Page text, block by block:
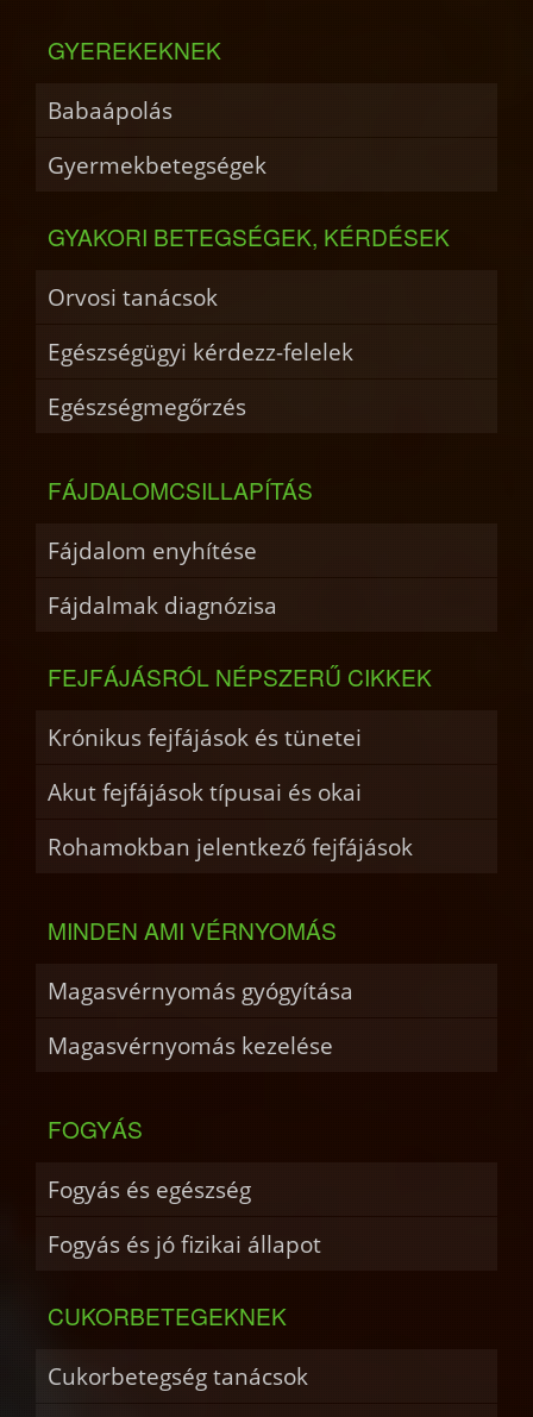
GYEREKEKNEK
Babaápolás
Gyermekbetegségek
GYAKORI BETEGSÉGEK, KÉRDÉSEK
Orvosi tanácsok
Egészségügyi kérdezz-felelek
Egészségmegőrzés
FÁJDALOMCSILLAPÍTÁS
Fájdalom enyhítése
Fájdalmak diagnózisa
FEJFÁJÁSRÓL NÉPSZERŰ CIKKEK
Krónikus fejfájások és tünetei
Akut fejfájások típusai és okai
Rohamokban jelentkező fejfájások
MINDEN AMI VÉRNYOMÁS
Magasvérnyomás gyógyítása
Magasvérnyomás kezelése
FOGYÁS
Fogyás és egészség
Fogyás és jó fizikai állapot
CUKORBETEGEKNEK
Cukorbetegség tanácsok